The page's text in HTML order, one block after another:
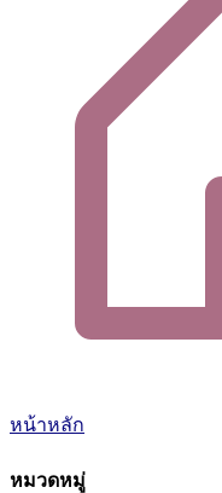
หน้าหลัก
หมวดหมู่